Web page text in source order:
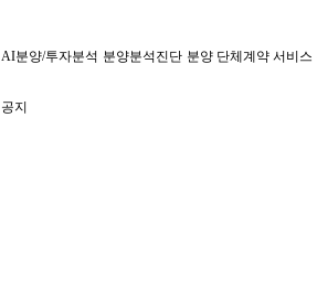
AI분양/투자분석 분양분석진단 분양 단체계약 서비스
공지